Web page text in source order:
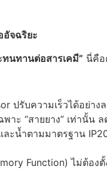
จฉริยะ
นทานต่อสารเคมี” นี่คื
ปรับความเร็วได้อย่า
าะ “สายยาง” เท่านั้
ละน้ำตามมาตรฐาน
Function) ไม่ต้องตั้